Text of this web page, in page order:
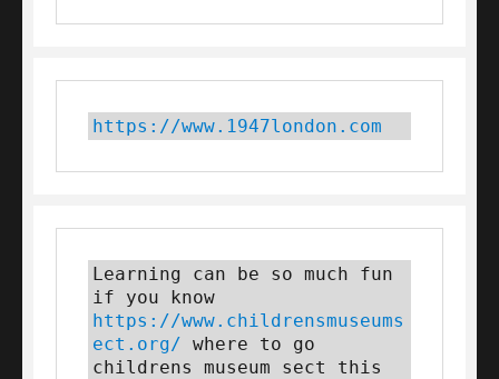
https://www.1947london.com
Learning can be so much fun
https://www.childrensmuseums
ect.org/ where to go
childrens museum sect this